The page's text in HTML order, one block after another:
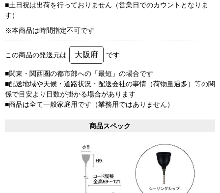
■土日祝は出荷を行っておりません（営業日でのカウントとなりま
す）
※本商品は時間指定不可です
この商品の発送元は 大阪府 です
■関東・関西圏の都市部への「最短」の場合です
■配送地域や天候・道路状況・配送会社の事情（荷物量過多）等の関
係で目安より日数が掛かる場合があります
■商品は全て一般家庭用です（業務用ではありません）
商品スペック